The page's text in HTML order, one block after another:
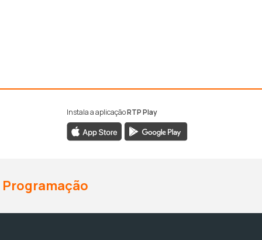
Instala a aplicaçãoRTP Play
Programação